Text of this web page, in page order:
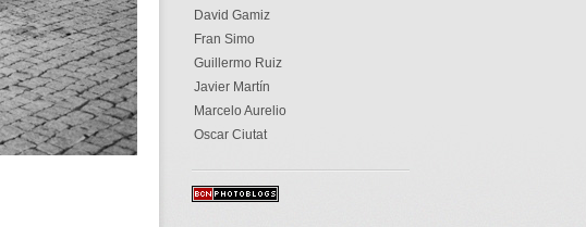
David Gamiz
Fran Simo
Guillermo Ruiz
Javier Martín
Marcelo Aurelio
Oscar Ciutat